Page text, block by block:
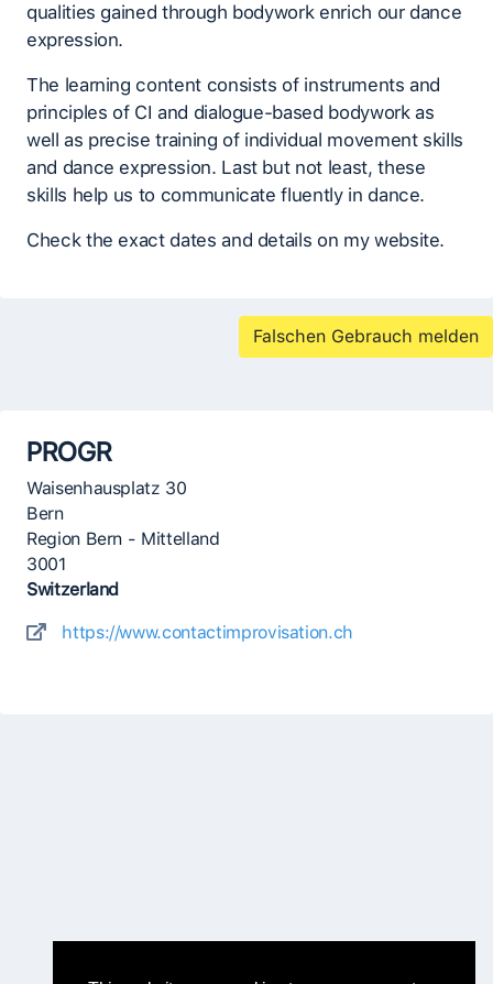
qualities gained through bodywork enrich our dance
expression.
The learning content consists of instruments and
principles of CI and dialogue-based bodywork as
well as precise training of individual movement skills
and dance expression. Last but not least, these
skills help us to communicate fluently in dance.
Check the exact dates and details on my website.
Falschen Gebrauch melden
PROGR
Waisenhausplatz 30
Bern
Region Bern - Mittelland
3001
Switzerland
https://www.contactimprovisation.ch